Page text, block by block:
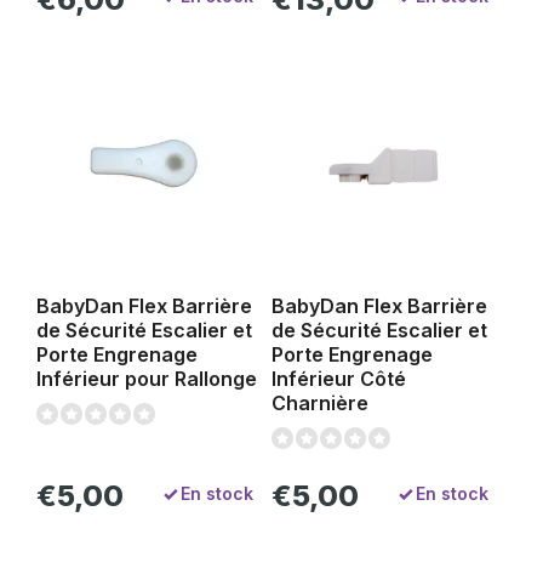
BabyDan Flex Barrière
de Sécurité Escalier et
Porte Engrenage
Inférieur pour Rallonge
€5,00 En stock
BabyDan Flex Barrière
de Sécurité Escalier et
Porte Engrenage
Inférieur Côté
Charnière
€5,00 En stock